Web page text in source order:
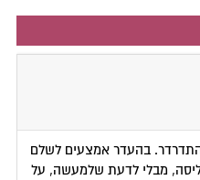
בהעדר אמצעים לשלם
מבלי לדעת שלמעשה, על